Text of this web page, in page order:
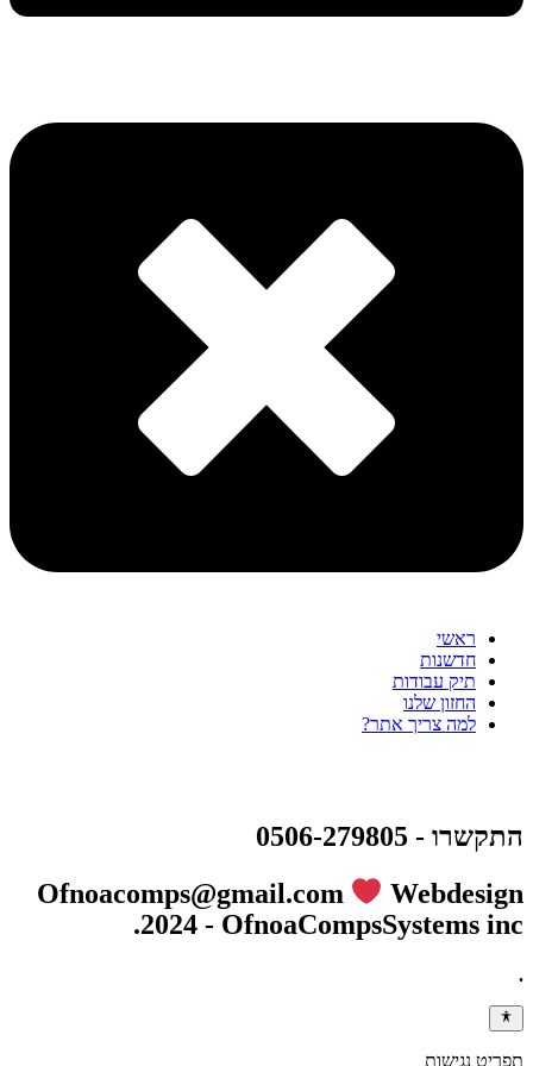
ראשי
חדשנות
תיק עבודות
החזון שלנו
למה צריך אתר?
התקשרו - 0506-279805
Ofnoacomps@gmail.com
Webdesign
2024 - OfnoaCompsSystems inc.
.
תפריט נגישות